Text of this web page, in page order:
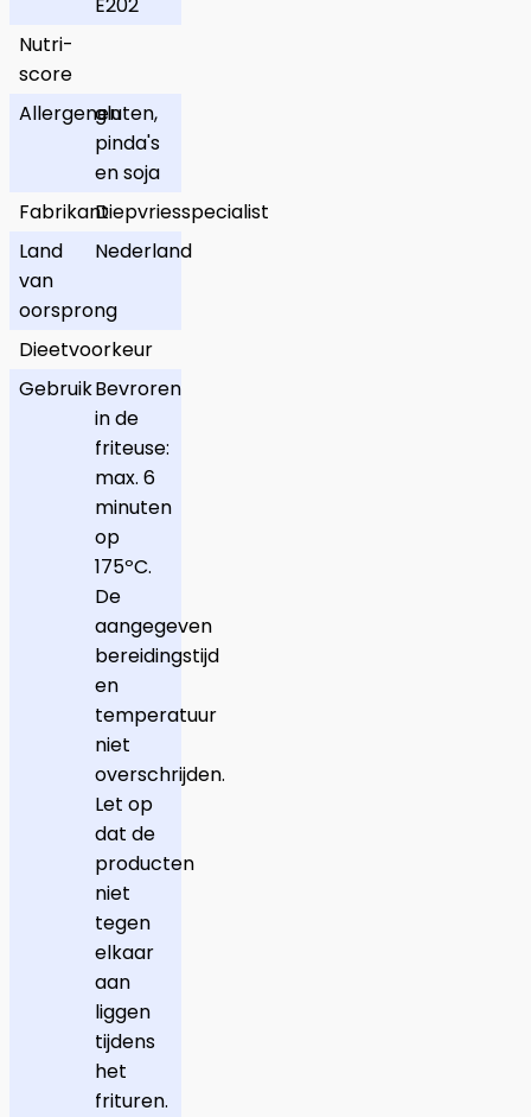
E202
Nutri-
score
Allergenengluten,
pinda's
en soja
FabrikantDiepvriesspecialist
Land
van
oorsprong
Nederland
Dieetvoorkeur
GebruikBevroren
in de
friteuse:
max. 6
minuten
op
175ºC.
De
aangegeven
bereidingstijd
en
temperatuur
niet
overschrijden.
Let op
dat de
producten
niet
tegen
elkaar
aan
liggen
tijdens
het
frituren.